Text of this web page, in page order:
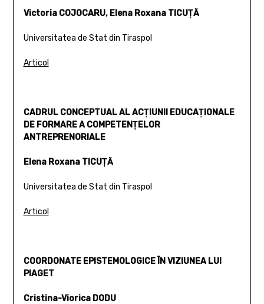
Victoria COJOCARU, Elena Roxana TICUŢĂ
Universitatea de Stat din Tiraspol
Articol
CADRUL CONCEPTUAL AL ACŢIUNII EDUCAŢIONALE
DE FORMARE A COMPETENŢELOR
ANTREPRENORIALE
Elena Roxana TICUŢĂ
Universitatea de Stat din Tiraspol
Articol
COORDONATE EPISTEMOLOGICE ÎN VIZIUNEA LUI
PIAGET
Cristina-Viorica DODU